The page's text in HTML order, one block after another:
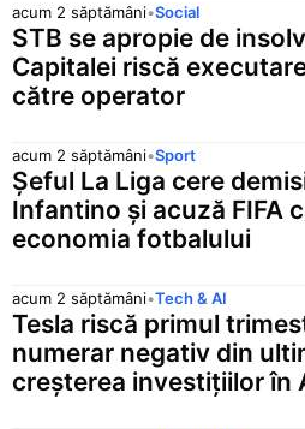
acum 2 săptămâni•Social
STB se apropie de
Capitalei riscă
către operator
acum 2 săptămâni•Sport
Șeful La Liga cere
Infantino și acuză FIFA
economia fotbalului
acum 2 săptămâni•Tech & AI
Tesla riscă primul
numerar negativ din
creșterea investițiilor în